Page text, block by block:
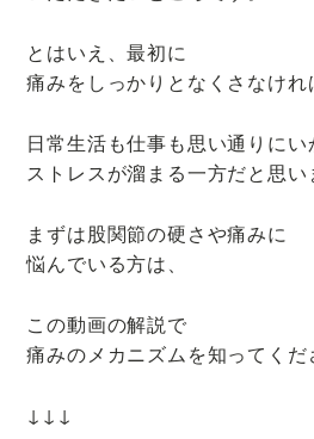
とはいえ、最初に
痛みをしっかりとなくさなけれ
日常生活も仕事も思い通りにい
ストレスが溜まる一方だと思い
まずは股関節の硬さや痛みに
悩んでいる方は、
この動画の解説で
痛みのメカニズムを知ってくだ
↓↓↓